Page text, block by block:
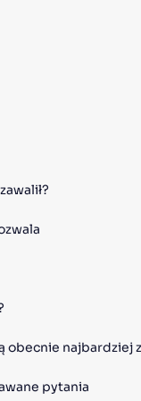
obecnie najbardziej
pytania